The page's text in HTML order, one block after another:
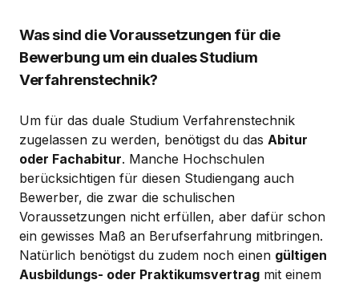
Was sind die Voraussetzungen für die
Bewerbung um ein duales Studium
Verfahrenstechnik?
Um für das duale Studium Verfahrenstechnik
zugelassen zu werden, benötigst du das Abitur
oder Fachabitur. Manche Hochschulen
berücksichtigen für diesen Studiengang auch
Bewerber, die zwar die schulischen
Voraussetzungen nicht erfüllen, aber dafür schon
ein gewisses Maß an Berufserfahrung mitbringen.
Natürlich benötigst du zudem noch einen gültigen
Ausbildungs- oder Praktikumsvertrag mit einem